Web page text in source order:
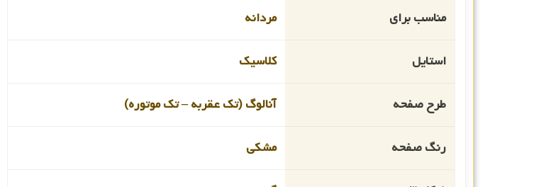
مناسب برای مردانه
استایل کلاسیک
طرح صفحه آنالوگ (تک عقربه – تک موتوره)
رنگ صفحه مشکی